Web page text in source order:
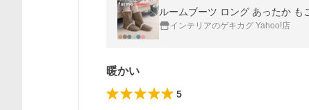
インテリアのゲキカグ Yahoo!店
暖かい
5